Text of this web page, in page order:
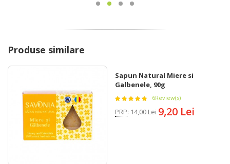
Produse similare
Sapun Natural Miere si
Galbenele, 90g
6Review(s)
PRP: 14,00 Lei 9,20 Lei